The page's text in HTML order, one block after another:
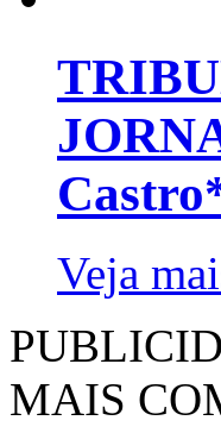
Veja
MAIS